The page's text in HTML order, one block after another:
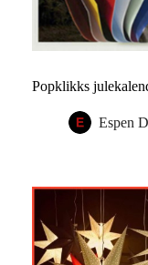
Popklikks
Espen